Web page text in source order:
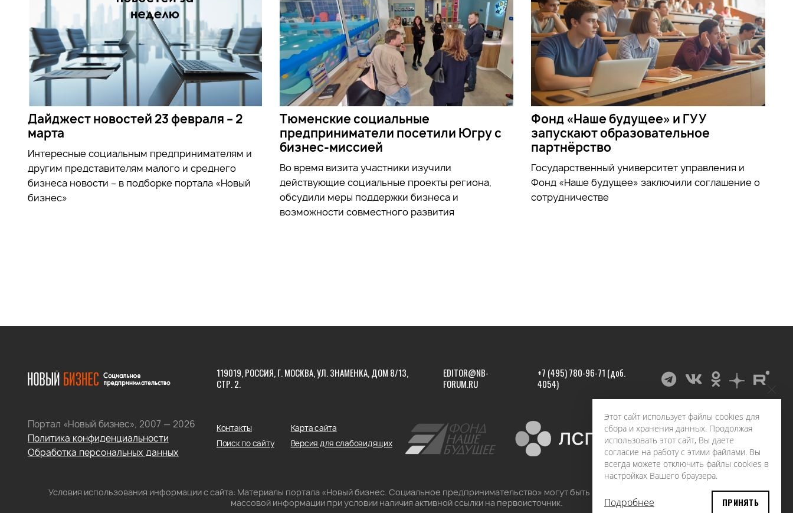
Дайджест новостей 23 февраля – 2
марта
Интересные социальным предпринимателям и
другим представителям малого и среднего
бизнеса новости – в подборке портала «Новый
бизнес»
Тюменские социальные
предприниматели посетили Югру с
бизнес-миссией
Во время визита участники изучили
действующие социальные проекты региона,
обсудили меры поддержки бизнеса и
возможности совместного развития
Фонд «Наше будущее» и ГУУ
запускают образовательное
партнёрство
Государственный университет управления и
Фонд «Наше будущее» заключили соглашение о
сотрудничестве
119019, РОССИЯ, Г. МОСКВА, УЛ. ЗНАМЕНКА, ДОМ 8/13,
СТР. 2.
EDITOR@NB-
FORUM.RU
+7 (495) 780-96-71 (доб.
4054)
Портал «Новый бизнес», 2007 — 2026
Политика конфиденциальности
Обработка персональных данных
Контакты
Карта сайта
Поиск по сайту
Версия для слабовидящих
Условия использования информации с сайта: Материалы портала «Новый бизнес. Социальное предпринимательство» могут быть воспроизведены в любых средствах
массовой информации при условии наличия активной ссылки на первоисточник.
Этот сайт использует файлы cookies для
сбора и хранения данных. Продолжая
использовать этот сайт, Вы даете
согласие на работу с этими файлами. Вы
всегда можете отключить файлы cookies в
настройках Вашего браузера.
Подробнее ПРИНЯТЬ